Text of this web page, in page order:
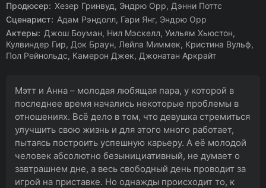
Продюсер: Хезер Гринвуд, Эндрю Орр, Дэнни Поттс
Сценарист: Адам Рэндолл, Гари Янг, Эндрю Орр
Актеры: Джош Боуман, Нил Мэскелл, Уильям Хьюстон,
Кулвиндер Гир, Док Браун, Лейла Миммек, Кристина Вульф,
Пол Рейнольдс, Камерон Джек, Джонатан Аркрайт
Мэтт и Анна – молодая любящая пара, у которой в
последнее время начались некоторые проблемы в
отношениях. Всё дело в том, что девушка стремиться
улучшить свою жизнь и для этого много работает,
пытаясь построить успешную карьеру. А её молодой
человек абсолютно безынициативный, не думает о
завтрашнем дне, а весь свободный день проводит за
игрой на приставке. Но однажды происходит то, к